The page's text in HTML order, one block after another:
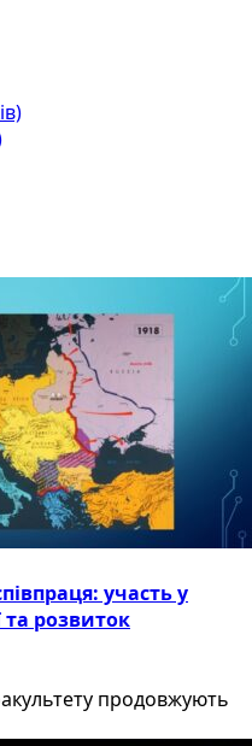
участь у
та розвиток
продовжують